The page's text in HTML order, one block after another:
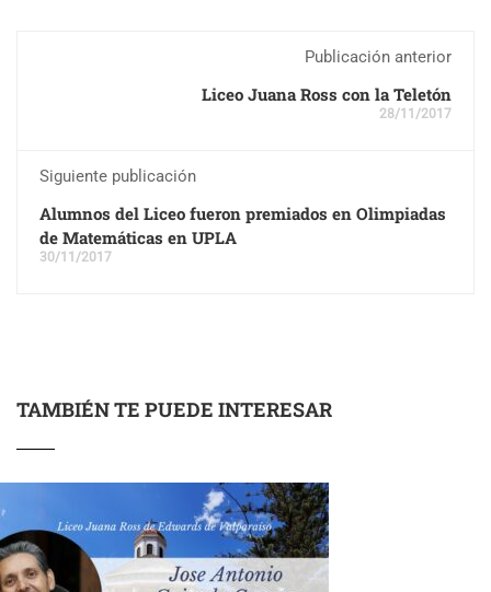
Publicación anterior
Liceo Juana Ross con la Teletón
28/11/2017
Siguiente publicación
Alumnos del Liceo fueron premiados en Olimpiadas
de Matemáticas en UPLA
30/11/2017
TAMBIÉN TE PUEDE INTERESAR